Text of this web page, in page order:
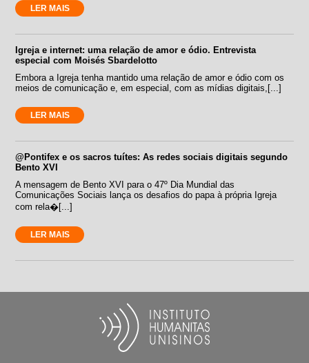
LER MAIS
Igreja e internet: uma relação de amor e ódio. Entrevista
especial com Moisés Sbardelotto
Embora a Igreja tenha mantido uma relação de amor e ódio com os
meios de comunicação e, em especial, com as mídias digitais,[...]
LER MAIS
@Pontifex e os sacros tuítes: As redes sociais digitais segundo
Bento XVI
A mensagem de Bento XVI para o 47º Dia Mundial das
Comunicações Sociais lança os desafios do papa à própria Igreja
com rela�[...]
LER MAIS